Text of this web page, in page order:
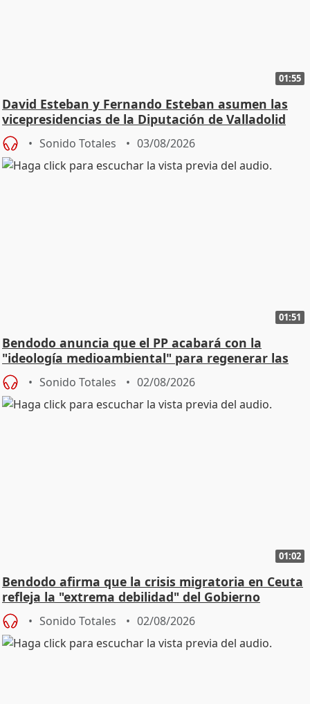
01:55
David Esteban y Fernando Esteban asumen las
vicepresidencias de la Diputación de Valladolid
Sonido Totales 03/08/2026
01:51
Bendodo anuncia que el PP acabará con la
"ideología medioambiental" para regenerar las
playas
Sonido Totales 02/08/2026
01:02
Bendodo afirma que la crisis migratoria en Ceuta
refleja la "extrema debilidad" del Gobierno
Sonido Totales 02/08/2026